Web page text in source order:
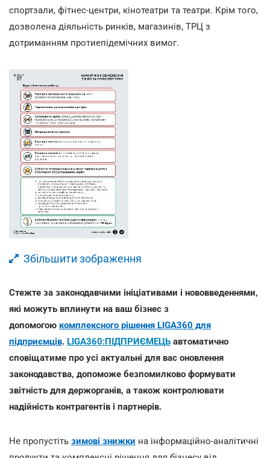
спортзали, фітнес-центри, кінотеатри та театри. Крім того,
дозволена діяльність ринків, магазинів, ТРЦ з
дотриманням протиепідемічних вимог.
Збільшити зображення
Стежте за законодавчими ініціативами і нововведеннями,
які можуть вплинути на ваш бізнес з
допомогою комплексного рішення LIGA360 для
підприємців. LIGA360:ПІДПРИЄМЕЦЬ автоматично
сповіщатиме про усі актуальні для вас оновлення
законодавства, допоможе безпомилково формувати
звітність для держорганів, а також контролювати
надійність контрагентів і партнерів.
Не пропустіть зимові знижки на інформаційно-аналітичні